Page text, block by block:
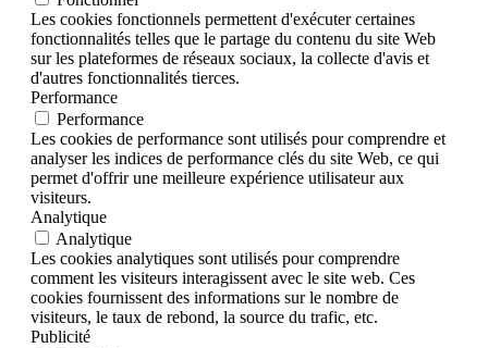
Les cookies fonctionnels permettent d'exécuter certaines
fonctionnalités telles que le partage du contenu du site Web
sur les plateformes de réseaux sociaux, la collecte d'avis et
d'autres fonctionnalités tierces.
Performance
Performance
Les cookies de performance sont utilisés pour comprendre et
analyser les indices de performance clés du site Web, ce qui
permet d'offrir une meilleure expérience utilisateur aux
visiteurs.
Analytique
Analytique
Les cookies analytiques sont utilisés pour comprendre
comment les visiteurs interagissent avec le site web. Ces
cookies fournissent des informations sur le nombre de
visiteurs, le taux de rebond, la source du trafic, etc.
Publicité